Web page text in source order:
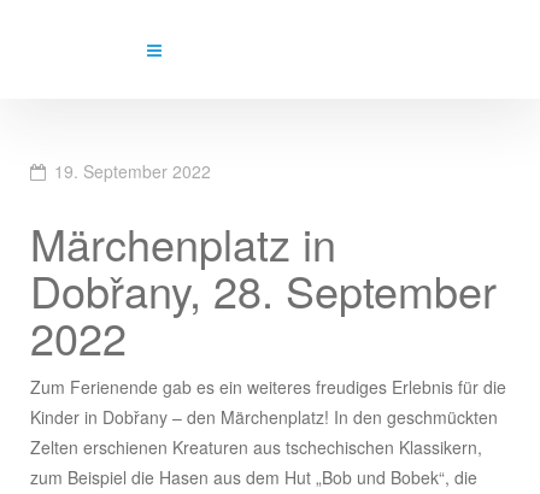
19. September 2022
Märchenplatz in
Dobřany, 28. September
2022
Zum Ferienende gab es ein weiteres freudiges Erlebnis für die
Kinder in Dobřany – den Märchenplatz! In den geschmückten
Zelten erschienen Kreaturen aus tschechischen Klassikern,
zum Beispiel die Hasen aus dem Hut „Bob und Bobek“, die